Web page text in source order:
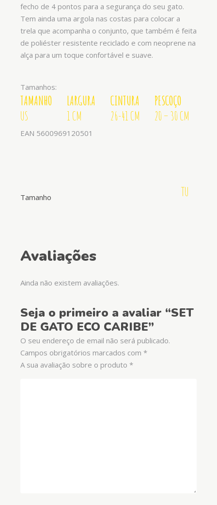
fecho de 4 pontos para a segurança do seu gato.
Tem ainda uma argola nas costas para colocar a
trela que acompanha o conjunto, que também é feita
de poliéster resistente reciclado e com neoprene na
alça para um toque confortável e suave.
Tamanhos:
TAMANHO LARGURA CINTURA
PESCOÇO
US
1 CM 26-41 CM 20 – 30 CM
EAN 5600969120501
Tamanho TU
Avaliações
Ainda não existem avaliações.
Seja o primeiro a avaliar “SET
DE GATO ECO CARIBE”
O seu endereço de email não será publicado.
Campos obrigatórios marcados com *
A sua avaliação sobre o produto *